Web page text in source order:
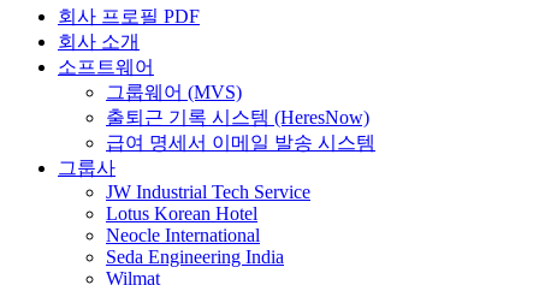
회사 프로필 PDF
회사 소개
소프트웨어
그룹웨어 (MVS)
출퇴근 기록 시스템 (HeresNow)
급여 명세서 이메일 발송 시스템
그룹사
JW Industrial Tech Service
Lotus Korean Hotel
Neocle International
Seda Engineering India
Wilmat